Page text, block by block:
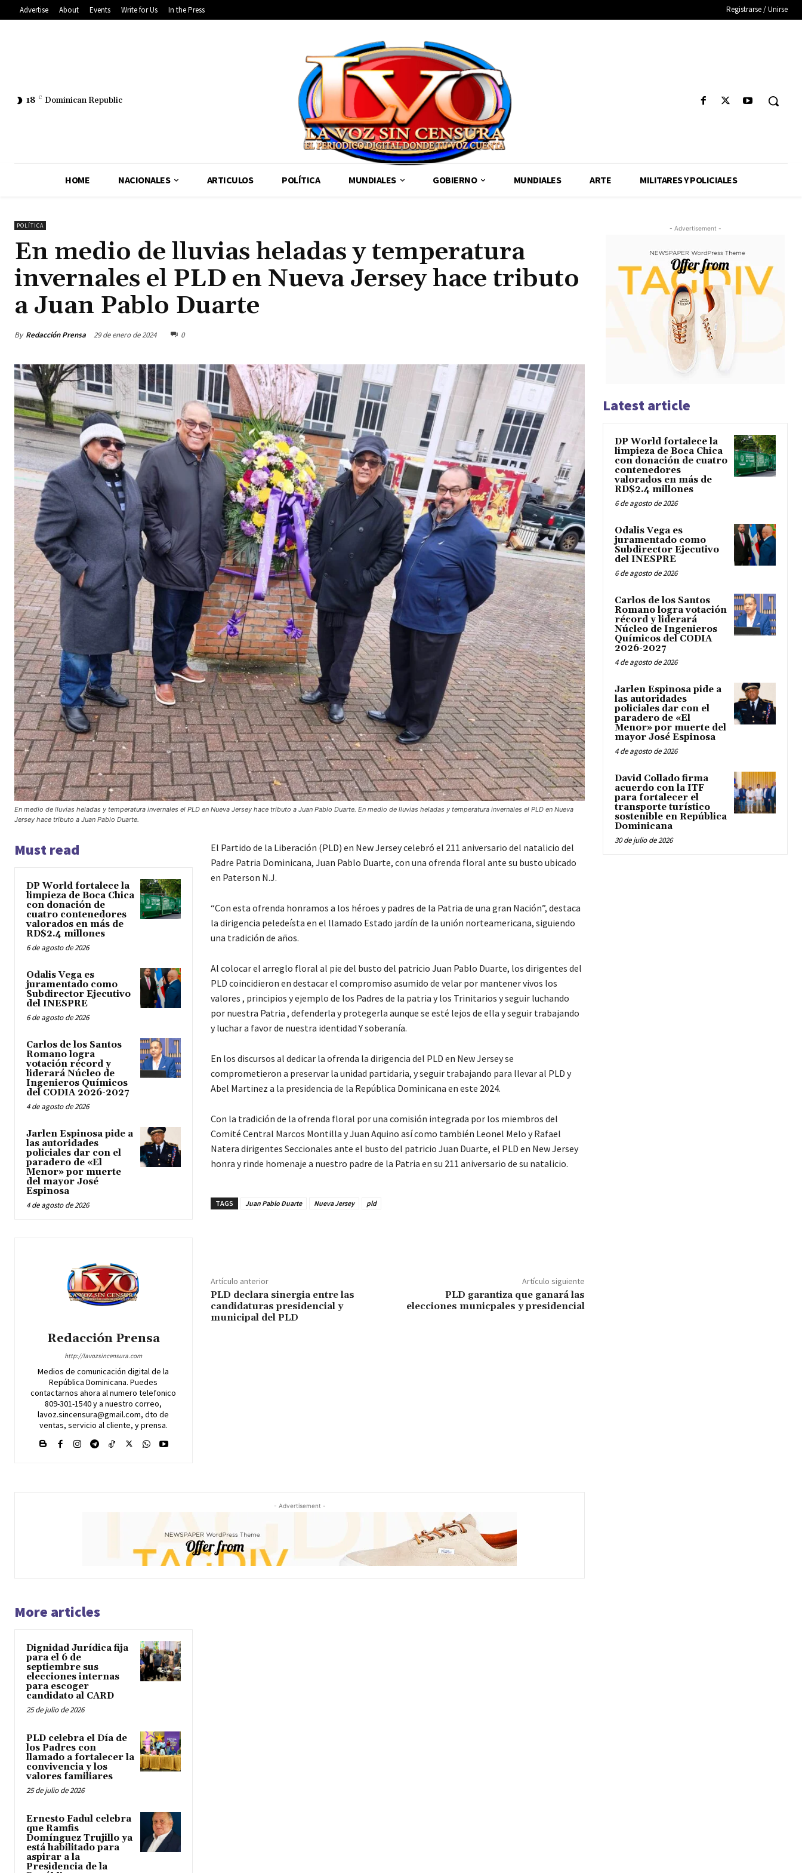
Advertise About Events Write for Us In the Press Registrarse / Unirse
18 C Dominican Republic
HOME NACIONALES ARTICULOS POLÍTICA MUNDIALES GOBIERNO MUNDIALES ARTE MILITARES Y POLICIALES
POLÍTICA
En medio de lluvias heladas y temperatura
invernales el PLD en Nueva Jersey hace tributo
a Juan Pablo Duarte
By Redacción Prensa 29 de enero de 2024 0
En medio de lluvias heladas y temperatura invernales el PLD en Nueva Jersey hace tributo a Juan Pablo Duarte. En medio de lluvias heladas y temperatura invernales el PLD en Nueva
Jersey hace tributo a Juan Pablo Duarte.
Must read
DP World fortalece la
limpieza de Boca Chica
con donación de
cuatro contenedores
valorados en más de
RD$2.4 millones
6 de agosto de 2026
Odalis Vega es
juramentado como
Subdirector Ejecutivo
del INESPRE
6 de agosto de 2026
Carlos de los Santos
Romano logra
votación récord y
liderará Núcleo de
Ingenieros Químicos
del CODIA 2026-2027
4 de agosto de 2026
Jarlen Espinosa pide a
las autoridades
policiales dar con el
paradero de «El
Menor» por muerte
del mayor José
Espinosa
4 de agosto de 2026
Redacción Prensa
http://lavozsincensura.com
Medios de comunicación digital de la
República Dominicana. Puedes
contactarnos ahora al numero telefonico
809-301-1540 y a nuestro correo,
lavoz.sincensura@gmail.com, dto de
ventas, servicio al cliente, y prensa.
El Partido de la Liberación (PLD) en New Jersey celebró el 211 aniversario del natalicio del
Padre Patria Dominicana, Juan Pablo Duarte, con una ofrenda floral ante su busto ubicado
en Paterson N.J.
“Con esta ofrenda honramos a los héroes y padres de la Patria de una gran Nación”, destaca
la dirigencia peledeísta en el llamado Estado jardín de la unión norteamericana, siguiendo
una tradición de años.
Al colocar el arreglo floral al pie del busto del patricio Juan Pablo Duarte, los dirigentes del
PLD coincidieron en destacar el compromiso asumido de velar por mantener vivos los
valores , principios y ejemplo de los Padres de la patria y los Trinitarios y seguir luchando
por nuestra Patria , defenderla y protegerla aunque se esté lejos de ella y seguir trabajando
y luchar a favor de nuestra identidad Y soberanía.
En los discursos al dedicar la ofrenda la dirigencia del PLD en New Jersey se
comprometieron a preservar la unidad partidaria, y seguir trabajando para llevar al PLD y
Abel Martinez a la presidencia de la República Dominicana en este 2024.
Con la tradición de la ofrenda floral por una comisión integrada por los miembros del
Comité Central Marcos Montilla y Juan Aquino así como también Leonel Melo y Rafael
Natera dirigentes Seccionales ante el busto del patricio Juan Duarte, el PLD en New Jersey
honra y rinde homenaje a nuestro padre de la Patria en su 211 aniversario de su natalicio.
TAGS Juan Pablo Duarte Nueva Jersey pld
Artículo anterior
PLD declara sinergia entre las
candidaturas presidencial y
municipal del PLD
Artículo siguiente
PLD garantiza que ganará las
elecciones municpales y presidencial
- Advertisement -
More articles
Dignidad Jurídica fija
para el 6 de
septiembre sus
elecciones internas
para escoger
candidato al CARD
25 de julio de 2026
PLD celebra el Día de
los Padres con
llamado a fortalecer la
convivencia y los
valores familiares
25 de julio de 2026
Ernesto Fadul celebra
que Ramfis
Domínguez Trujillo ya
está habilitado para
aspirar a la
Presidencia de la
- Advertisement -
Latest article
DP World fortalece la
limpieza de Boca Chica
con donación de cuatro
contenedores
valorados en más de
RD$2.4 millones
6 de agosto de 2026
Odalis Vega es
juramentado como
Subdirector Ejecutivo
del INESPRE
6 de agosto de 2026
Carlos de los Santos
Romano logra votación
récord y liderará
Núcleo de Ingenieros
Químicos del CODIA
2026-2027
4 de agosto de 2026
Jarlen Espinosa pide a
las autoridades
policiales dar con el
paradero de «El
Menor» por muerte del
mayor José Espinosa
4 de agosto de 2026
David Collado firma
acuerdo con la ITF
para fortalecer el
transporte turístico
sostenible en República
Dominicana
30 de julio de 2026